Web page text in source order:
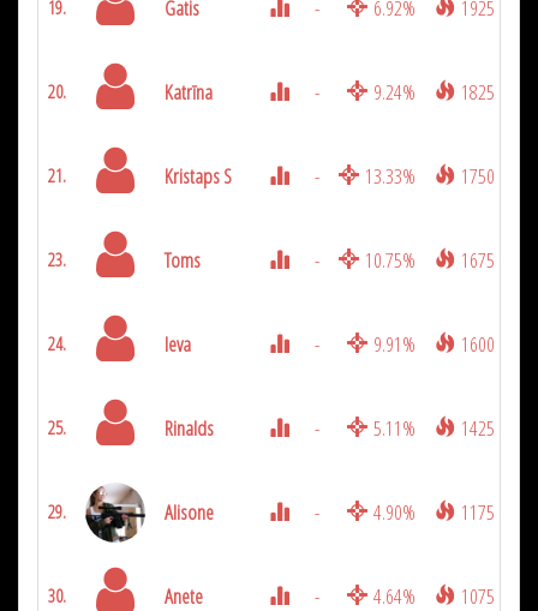
19. Gatis - 6.92% 1925
20. Katrīna - 9.24% 1825
21. Kristaps S - 13.33% 1750
23. Toms - 10.75% 1675
24. Ieva - 9.91% 1600
25. Rinalds - 5.11% 1425
29. Alisone - 4.90% 1175
30. Anete - 4.64% 1075